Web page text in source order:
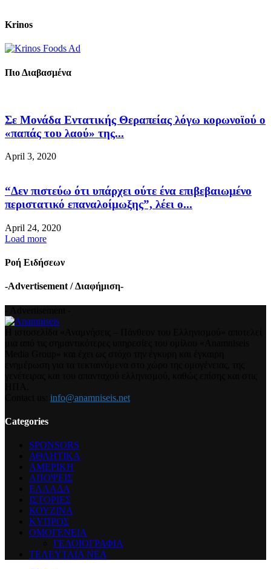
Krinos
Πιο Διαβασμένα
Σε Μονάδα Εντατικής Θεραπείας λόγω κορωνοϊού ο
«παπάς του λαού» της...
April 3, 2020
“Δεν πιστεύω ότι υπάρχει ούτε ένα επιβεβαιωμένο
περιστατικό επαναλοίμωξης”, λέει ο...
April 24, 2020
Load more
Ροή Ειδήσεων
-Advertisement / Διαφήμιση-
info@anamniseis.net
Categories
SPONSORS
ΑΘΛΗΤΙΚΑ
ΑΜΕΡΙΚΗ
ΑΠΟΨΕΙΣ
ΕΛΛΑΔΑ
ΙΣΤΟΡΙΕΣ
ΚΟΥΖΙΝΑ
ΚΥΠΡΟΣ
ΟΜΟΓΕΝΕΙΑ
ΓΕΛΟΙΟΓΡΑΦΙΑ
ΤΕΛΕΥΤΑΙΑ ΝΕΑ